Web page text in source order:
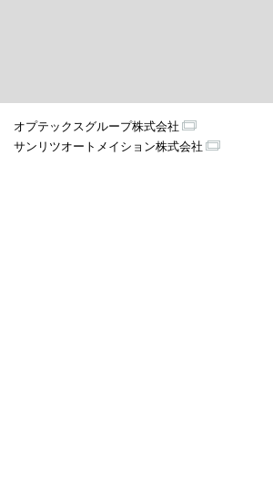
オプテックスグループ株式会社
サンリツオートメイション株式会社